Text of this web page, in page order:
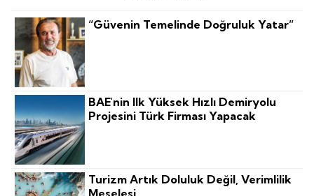
“Güvenin Temelinde Doğruluk Yatar”
BAE'nin Ilk Yüksek Hızlı Demiryolu
Projesini Türk Firması Yapacak
Turizm Artık Doluluk Değil, Verimlilik